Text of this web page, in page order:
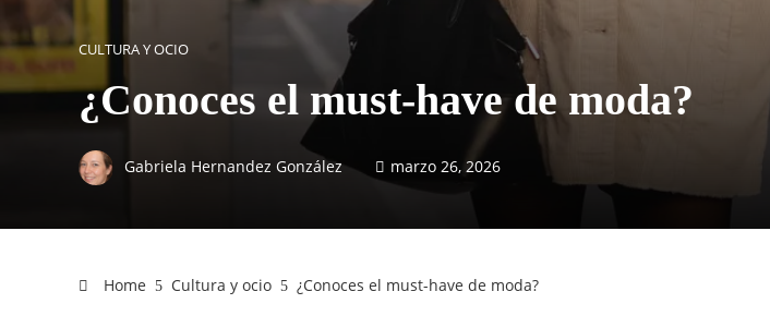
CULTURA Y OCIO
¿Conoces el must-have de moda?
Gabriela Hernandez González marzo 26, 2026
Home Cultura y ocio ¿Conoces el must-have de moda?